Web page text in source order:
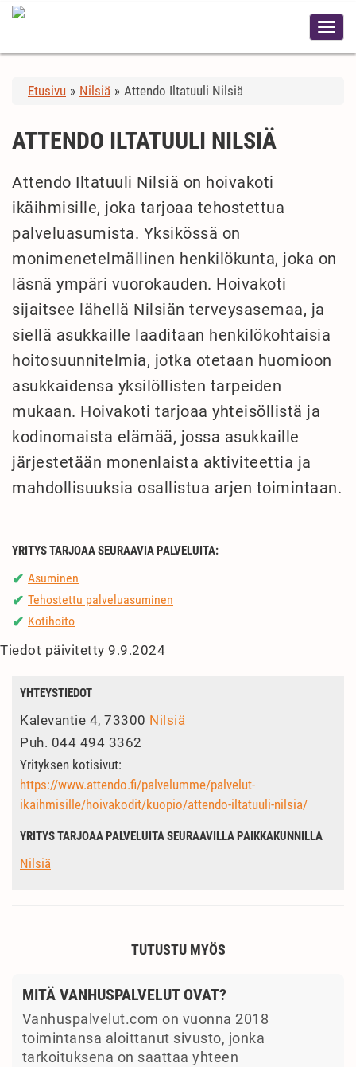
Etusivu » Nilsiä » Attendo Iltatuuli Nilsiä
ATTENDO ILTATUULI NILSIÄ
Attendo Iltatuuli Nilsiä on hoivakoti
ikäihmisille, joka tarjoaa tehostettua
palveluasumista. Yksikössä on
monimenetelmällinen henkilökunta, joka on
läsnä ympäri vuorokauden. Hoivakoti
sijaitsee lähellä Nilsiän terveysasemaa, ja
siellä asukkaille laaditaan henkilökohtaisia
hoitosuunnitelmia, jotka otetaan huomioon
asukkaidensa yksilöllisten tarpeiden
mukaan. Hoivakoti tarjoaa yhteisöllistä ja
kodinomaista elämää, jossa asukkaille
järjestetään monenlaista aktiviteettia ja
mahdollisuuksia osallistua arjen toimintaan.
YRITYS TARJOAA SEURAAVIA PALVELUITA:
✔ Asuminen
✔ Tehostettu palveluasuminen
✔ Kotihoito
Tiedot päivitetty 9.9.2024
YHTEYSTIEDOT
Kalevantie 4, 73300 Nilsiä
Puh. 044 494 3362
Yrityksen kotisivut:
https://www.attendo.fi/palvelumme/palvelut-
ikaihmisille/hoivakodit/kuopio/attendo-iltatuuli-nilsia/
YRITYS TARJOAA PALVELUITA SEURAAVILLA PAIKKAKUNNILLA
Nilsiä
TUTUSTU MYÖS
MITÄ VANHUSPALVELUT OVAT?
Vanhuspalvelut.com on vuonna 2018
toimintansa aloittanut sivusto, jonka
tarkoituksena on saattaa yhteen